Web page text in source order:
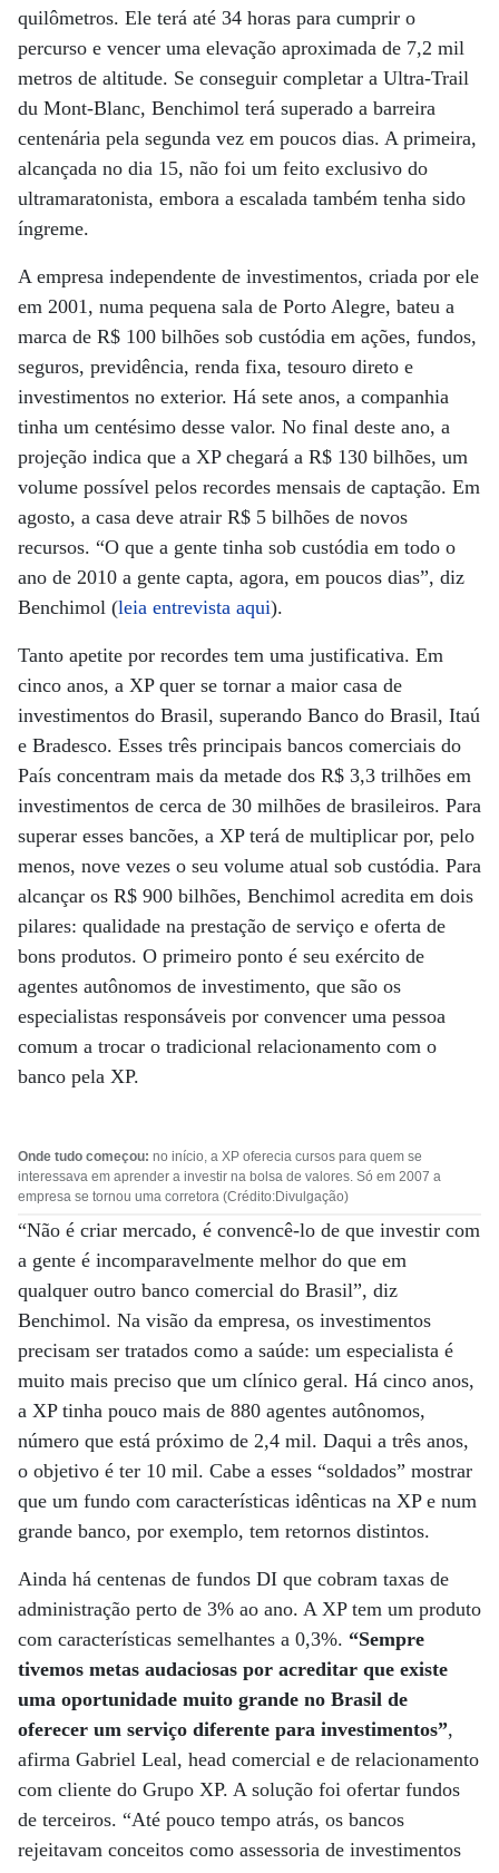
quilômetros. Ele terá até 34 horas para cumprir o
percurso e vencer uma elevação aproximada de 7,2 mil
metros de altitude. Se conseguir completar a Ultra-Trail
du Mont-Blanc, Benchimol terá superado a barreira
centenária pela segunda vez em poucos dias. A primeira,
alcançada no dia 15, não foi um feito exclusivo do
ultramaratonista, embora a escalada também tenha sido
íngreme.
A empresa independente de investimentos, criada por ele
em 2001, numa pequena sala de Porto Alegre, bateu a
marca de R$ 100 bilhões sob custódia em ações, fundos,
seguros, previdência, renda fixa, tesouro direto e
investimentos no exterior. Há sete anos, a companhia
tinha um centésimo desse valor. No final deste ano, a
projeção indica que a XP chegará a R$ 130 bilhões, um
volume possível pelos recordes mensais de captação. Em
agosto, a casa deve atrair R$ 5 bilhões de novos
recursos. “O que a gente tinha sob custódia em todo o
ano de 2010 a gente capta, agora, em poucos dias”, diz
Benchimol (leia entrevista aqui).
Tanto apetite por recordes tem uma justificativa. Em
cinco anos, a XP quer se tornar a maior casa de
investimentos do Brasil, superando Banco do Brasil, Itaú
e Bradesco. Esses três principais bancos comerciais do
País concentram mais da metade dos R$ 3,3 trilhões em
investimentos de cerca de 30 milhões de brasileiros. Para
superar esses bancões, a XP terá de multiplicar por, pelo
menos, nove vezes o seu volume atual sob custódia. Para
alcançar os R$ 900 bilhões, Benchimol acredita em dois
pilares: qualidade na prestação de serviço e oferta de
bons produtos. O primeiro ponto é seu exército de
agentes autônomos de investimento, que são os
especialistas responsáveis por convencer uma pessoa
comum a trocar o tradicional relacionamento com o
banco pela XP.
Onde tudo começou: no início, a XP oferecia cursos para quem se
interessava em aprender a investir na bolsa de valores. Só em 2007 a
empresa se tornou uma corretora (Crédito:Divulgação)
“Não é criar mercado, é convencê-lo de que investir com
a gente é incomparavelmente melhor do que em
qualquer outro banco comercial do Brasil”, diz
Benchimol. Na visão da empresa, os investimentos
precisam ser tratados como a saúde: um especialista é
muito mais preciso que um clínico geral. Há cinco anos,
a XP tinha pouco mais de 880 agentes autônomos,
número que está próximo de 2,4 mil. Daqui a três anos,
o objetivo é ter 10 mil. Cabe a esses “soldados” mostrar
que um fundo com características idênticas na XP e num
grande banco, por exemplo, tem retornos distintos.
Ainda há centenas de fundos DI que cobram taxas de
administração perto de 3% ao ano. A XP tem um produto
com características semelhantes a 0,3%. “Sempre
tivemos metas audaciosas por acreditar que existe
uma oportunidade muito grande no Brasil de
oferecer um serviço diferente para investimentos”,
afirma Gabriel Leal, head comercial e de relacionamento
com cliente do Grupo XP. A solução foi ofertar fundos
de terceiros. “Até pouco tempo atrás, os bancos
rejeitavam conceitos como assessoria de investimentos